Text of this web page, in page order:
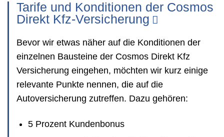
Tarife und Konditionen der Cosmos
Direkt Kfz-Versicherung
Bevor wir etwas näher auf die Konditionen der
einzelnen Bausteine der Cosmos Direkt Kfz
Versicherung eingehen, möchten wir kurz einige
relevante Punkte nennen, die auf die
Autoversicherung zutreffen. Dazu gehören:
5 Prozent Kundenbonus